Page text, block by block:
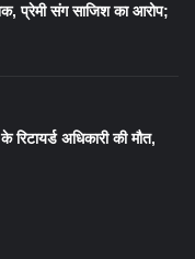
प्रेमी संग साजिश का आरोप;
अधिकारी की मौत,